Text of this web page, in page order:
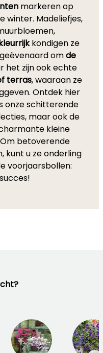
markeren op
winter. Madeliefjes,
kondigen ze
omde
het zijn ook echte
terras, waaraan ze
Ontdek hier
onze schitterende
maar ook de
kleine
betoverende
u ze onderling
voorjaarsbollen: